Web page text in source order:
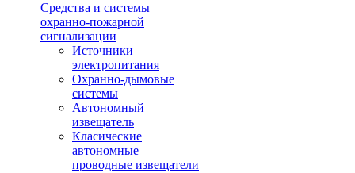
Средства и системы
охранно-пожарной
сигнализации
Источники
электропитания
Охранно-дымовые
системы
Автономный
извещатель
Класические
автономные
проводные извещатели